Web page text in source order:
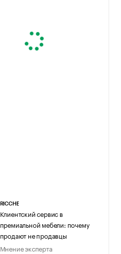
RICCHE
Клиентский сервис в
премиальной мебели: почему
продают не продавцы
Мнение эксперта